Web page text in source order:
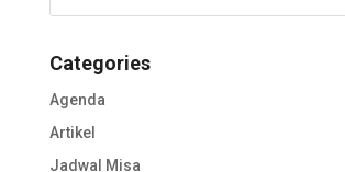
Categories
Agenda
Artikel
Jadwal Misa